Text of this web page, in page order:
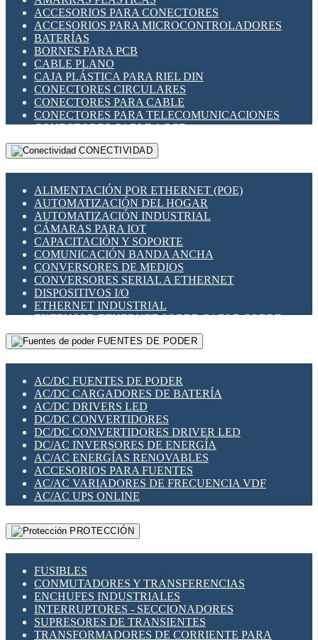
INDICADORES PARA PANEL
INTERFACES DE RELÉ
INTERRUPTORES FIN DE CARRERA
LLAVES CONMUTADORAS
MEDIDORES DE ENERGÍA Y TC'S DE CORRIENTE
MOTORES PASO A PASO
PANTALLAS HMI
PLC -CONTROLADORES LÓGICO PROGRAMABLES
PROGRAMADORES DE HORARIO
RELÉS DE PROTECCIÓN
SENSORES CAPACITIVOS
SENSORES INDUCTIVOS
TEMPORIZADORES
VARIACS
VARIADORES DE FRECUENCIA [VDF]
SECCIONADORES - INTERRUPTORES
MAQUINARIA
ACCESORIOS PARA CONECTORES
ACCESORIOS PARA MICROCONTROLADORES
BATERÍAS
BORNES PARA PCB
CABLE PLANO
CAJA PLÁSTICA PARA RIEL DIN
CONECTORES CIRCULARES
CONECTORES PARA CABLE
CONECTORES PARA TELECOMUNICACIONES
CONECTORES CABLE A PCB
CONECTORES PCB A CABLE
DIP SWITCHES
HERRAMIENTAS VARIAS
ILUMINACIÓN LED
INTERRUPTORES REED
INTERFACES DE RELÉ
OTROS RELÉS
PROTECCIÓN TÉRMICA
RELÉS AUTOMOTRICES
RELÉS DE SEÑAL
RELÉS DE ESTADO SÓLIDO SSR
RELÉS INDUSTRIALES
RELÉS MINIATURA DE POTENCIA
SENSORES MAGNÉTICOS
SWITCH Y MICROSWITCH
TARJETAS PI
UNIÓN Y DERIVACIÓN DE CABLE
CONECTIVIDAD
ALIMENTACIÓN POR ETHERNET (POE)
AUTOMATIZACIÓN DEL HOGAR
AUTOMATIZACIÓN INDUSTRIAL
CÁMARAS PARA IOT
CAPACITACIÓN Y SOPORTE
COMUNICACIÓN BANDA ANCHA
CONVERSORES DE MEDIOS
CONVERSORES SERIAL A ETHERNET
DISPOSITIVOS I/O
ETHERNET INDUSTRIAL
EXTENSOR ETHERNET SOBRE CABLE COBRE
GATEWAY LORAWAN
GESTIÓN DE REDES
PLACAS MODULARES IOT
SWITCHES Y REDES WIFI
SOLUCIONES IOT
SOLUCIONES LORAWAN
SOLUCIONES RED CELULAR
SEGURIDAD PARA REDES
SWITCHES LAN
TELEFONÍA IP (VOIP)
VIGILANCIA IP (CCTV)
MESHTASTIC
FUENTES DE PODER
AC/DC FUENTES DE PODER
AC/DC CARGADORES DE BATERÍA
AC/DC DRIVERS LED
DC/DC CONVERTIDORES
DC/DC CONVERTIDORES DRIVER LED
DC/AC INVERSORES DE ENERGÍA
AC/AC ENERGÍAS RENOVABLES
ACCESORIOS PARA FUENTES
AC/AC VARIADORES DE FRECUENCIA VDF
AC/AC UPS ONLINE
PROTECCIÓN
FUSIBLES
CONMUTADORES Y TRANSFERENCIAS
ENCHUFES INDUSTRIALES
INTERRUPTORES - SECCIONADORES
SUPRESORES DE TRANSIENTES
TRANSFORMADORES DE CORRIENTE PARA